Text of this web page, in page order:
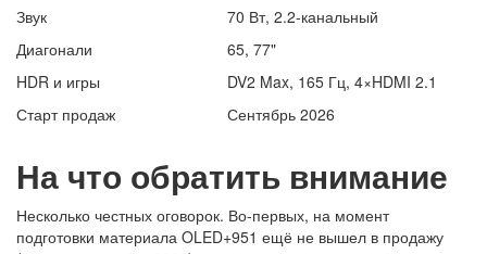
Звук
70 Вт, 2.2-канальный
Диагонали
65, 77"
HDR и игры
DV2 Max, 165 Гц, 4×HDMI 2.1
Старт продаж
Сентябрь 2026
На что обратить внимание
Несколько честных оговорок. Во-первых, на момент
подготовки материала OLED+951 ещё не вышел в продажу